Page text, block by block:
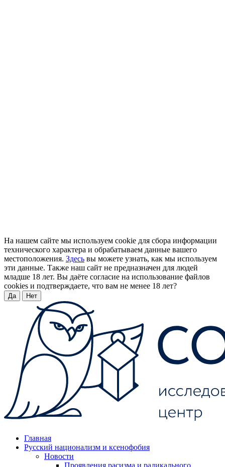
На нашем сайте мы используем cookie для сбора информации
технического характера и обрабатываем данные вашего
местоположения. Здесь вы можете узнать, как мы используем
эти данные. Также наш сайт не предназначен для людей
младше 18 лет. Вы даёте согласие на использование файлов
cookies и подтверждаете, что вам не менее 18 лет?
Да Нет
Главная
Русский национализм и ксенофобия
Новости